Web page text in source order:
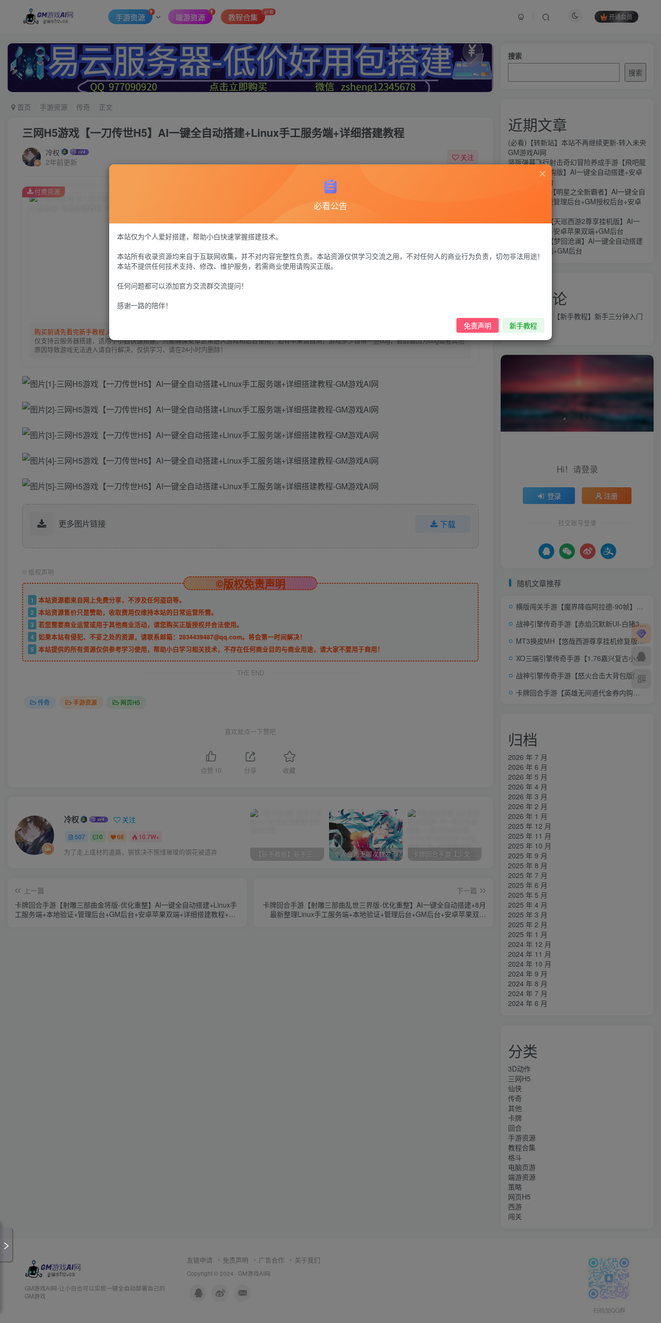
手游资源 端游资源 教程合集
必看
开通会员
首页 手游资源 传奇 正文
三网H5游戏【一刀传世H5】AI一键全自动搭建+Linux手工服务端+详细搭建教程
冷权
2年前更新
关注
30 限时特惠
个人会员
G币
免费
购买前请先看完新手教程,未认真看完一切问题自行解决
仅支持云服务器搭建，适用于小白快速搭建，只能确保安卓正常进入游戏和后台使用，如有苹果请自测，游戏多少自带一些bug，若后面因为bug或者其他
原因导致游戏无法进入请自行解决，仅供学习，请在24小时内删除！
付费资源
更多图片链接 下载
© 版权声明
©版权免责声明
1
本站资源都来自网上免费分享，不涉及任何盗窃等。
2 本站资源售价只是赞助，收取费用仅维持本站的日常运营所需。
3 若您需要商业运营或用于其他商业活动，请您购买正版授权并合法使用。
4 如果本站有侵犯、不妥之处的资源，请联系邮箱：2834439487@qq.com。将会第一时间解决！
5 本站提供的所有资源仅供参考学习使用，帮助小白学习相关技术，不存在任何商业目的与商业用途，请大家不要用于商用！
THE END
传奇 手游资源 网页H5
喜欢就点一下赞吧
点赞 10 分享 收藏
冷权 关注
507 0 68 10.7W+
为了走上成材的道路，钢铁决不惋惜璀璨的钢花被遗弃 【新手教程】新手三分钟入门AI全自动搭建 个人会员无限次数发卡 卡牌回合手游【少女回战初始版】AI一键全自动搭建+一键即玩镜像端+Linux手工服务端+lua加解密工具+GM授权后台+安卓+详细搭建教程+视频教程
上一篇
卡牌回合手游【射雕三部曲金将版-优化重整】AI一键全自动搭建+Linux手
工服务端+本地验证+管理后台+GM后台+安卓苹果双端+详细搭建教程+视
下一篇
卡牌回合手游【射雕三部曲乱世三界版-优化重整】AI一键全自动搭建+8月
最新整理Linux手工服务端+本地验证+管理后台+GM后台+安卓苹果双端
搜索
搜索
近期文章
(必看)【转新站】本站不再继续更新-转入未央
GM游戏AI网
竖版弹幕飞行射击奇幻冒险养成手游【飛吧龍
騎士代金券内购版】AI一键全自动搭建+安卓
+CDK授权后台
横版闯关手游【明星之全新霸者】AI一键全自
动搭建+全功能管理后台+GM授权后台+安卓
MT3换皮MH【天巡西游2尊享挂机版】AI一
键全自动搭建+安卓苹果双端+GM后台
MT3换皮MH【梦回沧澜】AI一键全自动搭建
+安卓苹果双端+GM后台
近期评论
益群网发表在
【新手教程】新手三分钟入门
AI全自动搭建
Hi！请登录
登录 注册
社交账号登录
随机文章推荐
横版闯关手游【魔界降临阿拉德-90帧】AI一键全自动搭建+单机一键即玩镜像端+Linux手工服务端+WEB管理后台+GM授权后台+安卓苹果双端+配套表+详细搭建教程
战神引擎传奇手游【赤焰沉默新UI-白猪3】AI一键全自动搭建+Win系复古服务端+安卓苹果双端+GM授权后台+详细搭建教程
MT3换皮MH【悠哉西游尊享挂机修复版】AI一键全自动搭建+单机一键即玩镜像端+Linux手工服务端+安卓苹果双端+GM后台+详细搭建教程+全套源码
XO三端引擎传奇手游【1.76嘉兴复古小极品金币版】AI一键全自动搭建+Win系服务端+PC安卓苹果三端+加密工具+详细搭建教程
战神引擎传奇手游【怒火合击大背包版[白猪3.1]】AI一键全自动搭建+Win一键服务端+GM授权后台+安卓苹果双端+详细搭建教程+视频教程
卡牌回合手游【英雄无间道代金券内购版】AI一键全自动搭建+安卓苹果双端+管理后台+CDK授权后台
归档
2026 年 7 月
2026 年 6 月
2026 年 5 月
2026 年 4 月
2026 年 3 月
2026 年 2 月
2026 年 1 月
2025 年 12 月
2025 年 11 月
2025 年 10 月
2025 年 9 月
2025 年 8 月
2025 年 7 月
2025 年 6 月
2025 年 5 月
2025 年 4 月
2025 年 3 月
2025 年 2 月
2025 年 1 月
2024 年 12 月
2024 年 11 月
2024 年 10 月
2024 年 9 月
2024 年 8 月
2024 年 7 月
2024 年 6 月
分类
3D动作
三网H5
仙侠
传奇
其他
卡牌
回合
手游资源
教程合集
格斗
电脑页游
端游资源
策略
网页H5
西游
闯关
GM游戏AI网-让小白也可以实现一键全自动部署自己的
GM游戏
友链申请 免责声明 广告合作 关于我们
Copyright © 2024 · GM游戏AI网
扫码加QQ群
必看公告
本站仅为个人爱好搭建，帮助小白快速掌握搭建技术。
本站所有收录资源均来自于互联网收集，并不对内容完整性负责。本站资源仅供学习交流之用，不对任何人的商业行为负责，切勿非法用途！
本站不提供任何技术支持、修改、维护服务，若需商业使用请购买正版。
任何问题都可以添加官方交流群交流提问！
感谢一路的陪伴！
免责声明 新手教程